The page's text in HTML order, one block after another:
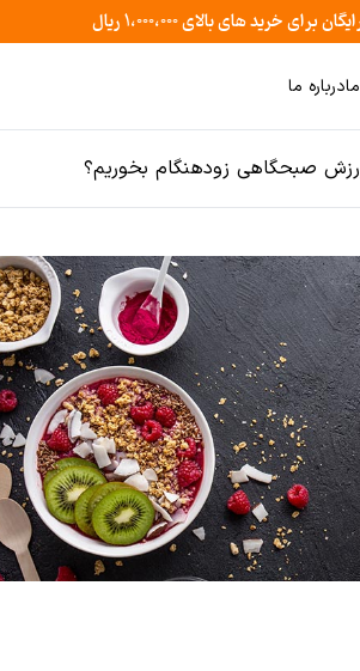
برای خرید های بالای ۱،۰۰۰،۰۰۰ ریال
درباره ما
صبحگاهی زودهنگام بخوریم؟